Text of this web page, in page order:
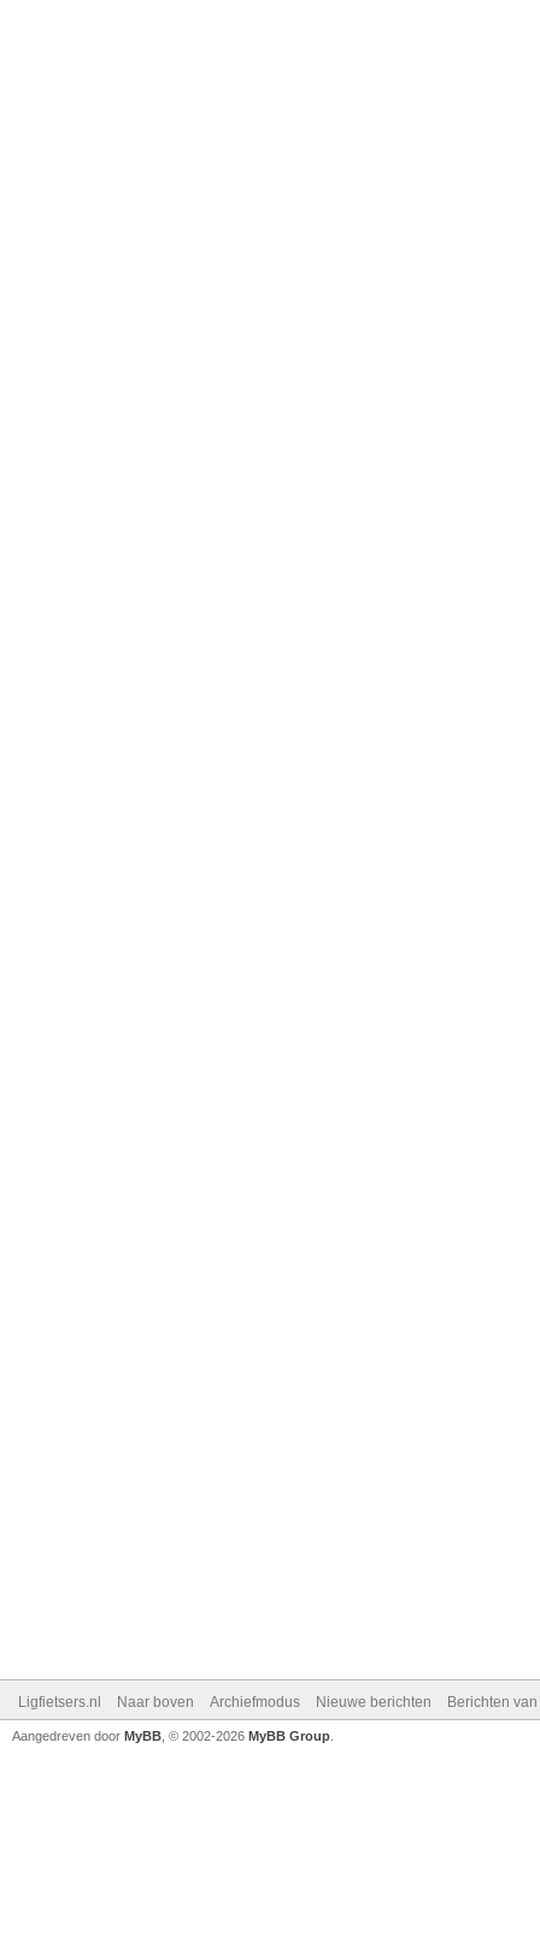
Ligfietsers.nl Naar boven Archiefmodus Nieuwe berichten Berichten
Aangedreven door MyBB , © 2002-2026 MyBB Group